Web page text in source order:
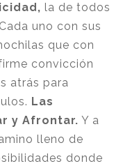
la de todos
uno con sus
que con
convicción
atrás para
Las
y Afrontar. Y a
lleno de
donde